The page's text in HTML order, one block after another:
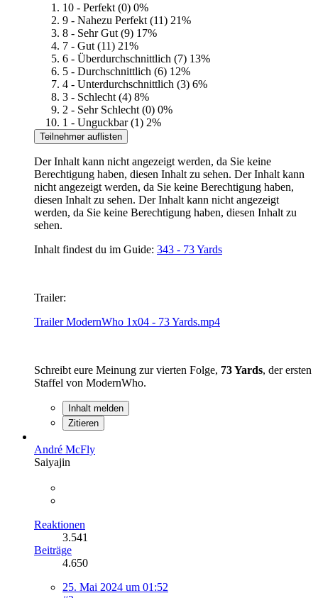
10 - Perfekt (0) 0%
9 - Nahezu Perfekt (11) 21%
8 - Sehr Gut (9) 17%
7 - Gut (11) 21%
6 - Überdurchschnittlich (7) 13%
5 - Durchschnittlich (6) 12%
4 - Unterdurchschnittlich (3) 6%
3 - Schlecht (4) 8%
2 - Sehr Schlecht (0) 0%
1 - Unguckbar (1) 2%
Teilnehmer auflisten
Der Inhalt kann nicht angezeigt werden, da Sie keine
Berechtigung haben, diesen Inhalt zu sehen. Der Inhalt kann
nicht angezeigt werden, da Sie keine Berechtigung haben,
diesen Inhalt zu sehen. Der Inhalt kann nicht angezeigt
werden, da Sie keine Berechtigung haben, diesen Inhalt zu
sehen.
Inhalt findest du im Guide: 343 - 73 Yards
Trailer:
Trailer ModernWho 1x04 - 73 Yards.mp4
Schreibt eure Meinung zur vierten Folge, 73 Yards, der ersten
Staffel von ModernWho.
Inhalt melden
Zitieren
André McFly
Saiyajin
Reaktionen
3.541
Beiträge
4.650
25. Mai 2024 um 01:52